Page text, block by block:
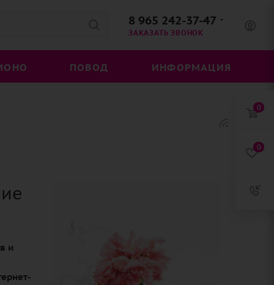
8 965 242-37-47
ЗАКАЗАТЬ ЗВОНОК
ПОВОД ИНФОРМАЦИЯ
и
0
0